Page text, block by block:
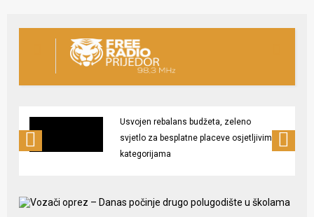
Usvojen rebalans budžeta, zeleno
svjetlo za besplatne placeve osjetljivim
kategorijama